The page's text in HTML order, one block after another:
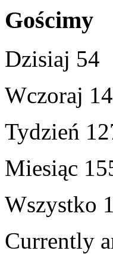
Gościmy
Dzisiaj 54
Wczoraj
Tydzień
Miesiąc
Wszystko
Currently